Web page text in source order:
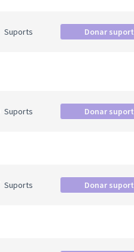
Suports Donar suport
Suports Donar suport
Suports Donar suport